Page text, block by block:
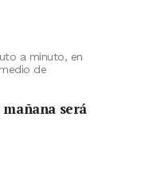
a minuto, en
de
será